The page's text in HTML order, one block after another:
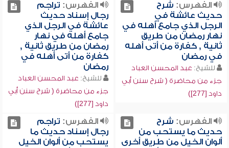
الفهرس: شرح
حديث عائشة في
الرجل الذي جامع أهله في
نهار رمضان من طريق
ثانية , كفارة من أتى أهله
في رمضان
للشيخ: عبد المحسن العباد
جزء من محاضرة ( شرح سنن أبي
داود [277])
الفهرس: تراجم
رجال إسناد حديث
عائشة في الرجل الذي
جامع أهله في نهار
رمضان من طريق ثانية ,
كفارة من أتى أهله في
رمضان
للشيخ: عبد المحسن العباد
جزء من محاضرة ( شرح سنن أبي
داود [277])
الفهرس: شرح
حديث ما يستحب من
ألوان الخيل من طريق أخرى
الفهرس: تراجم
رجال إسناد حديث ما
يستحب من ألوان الخيل